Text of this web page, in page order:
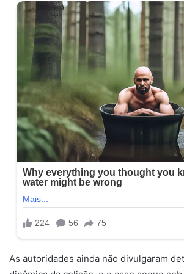
As autoridades ainda não divulgaram